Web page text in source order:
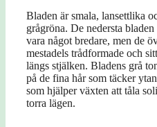
Bladen är smala, lansettlika
grågröna. De nedersta bladen
vara något bredare, men de
mestadels trådformade och
längs stjälken. Bladens grå
på de fina hår som täcker
som hjälper växten att tåla
torra lägen.